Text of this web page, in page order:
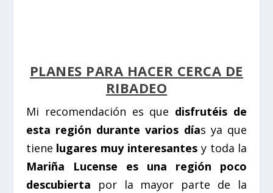
PLANES PARA HACER CERCA DE
RIBADEO
Mi recomendación es que disfrutéis de
esta región durante varios días ya que
tiene lugares muy interesantes y toda la
Mariña Lucense es una región poco
descubierta por la mayor parte de la